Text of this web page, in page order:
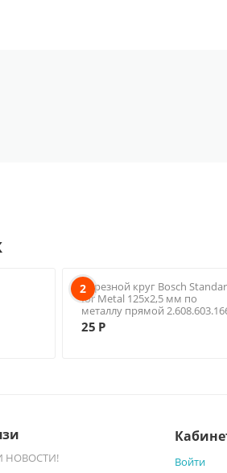
2Отрезной круг Bosch
for Metal 125х2,5 мм по
металлу прямой
25 Р
НОВОСТИ!
Войти